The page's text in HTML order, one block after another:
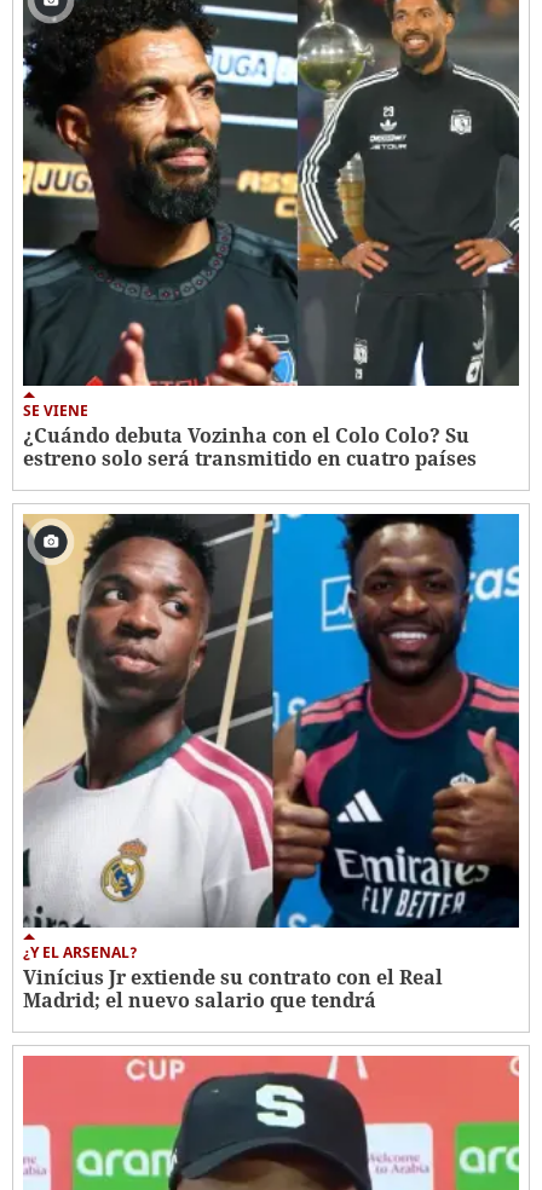
SE VIENE
¿Cuándo debuta Vozinha con el Colo Colo? Su
estreno solo será transmitido en cuatro países
¿Y EL ARSENAL?
Vinícius Jr extiende su contrato con el Real
Madrid; el nuevo salario que tendrá